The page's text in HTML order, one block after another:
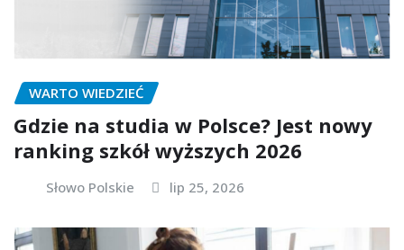
WARTO WIEDZIEĆ
Gdzie na studia w Polsce? Jest nowy
ranking szkół wyższych 2026
Słowo Polskie lip 25, 2026